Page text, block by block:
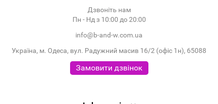
Дзвоніть нам
Пн - Нд з 10:00 до 20:00
info@b-and-w.com.ua
Україна, м. Одеса, вул. Радужний масив 16/2 (офіс 1н), 65088
Замовити дзвінок